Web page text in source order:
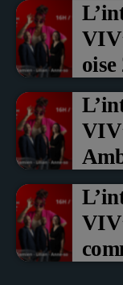
Prix